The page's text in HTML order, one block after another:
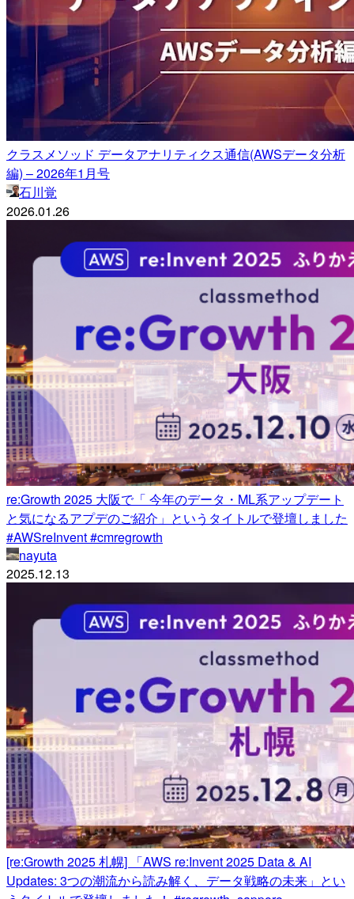
クラスメソッド データアナリティクス通信(AWSデータ分析
編) – 2026年1月号
石川覚
2026.01.26
re:Growth 2025 大阪で「 今年のデータ・ML系アップデート
と気になるアプデのご紹介」というタイトルで登壇しました
#AWSreInvent #cmregrowth
nayuta
2025.12.13
[re:Growth 2025 札幌] 「AWS re:Invent 2025 Data & AI
Updates: 3つの潮流から読み解く、データ戦略の未来」とい